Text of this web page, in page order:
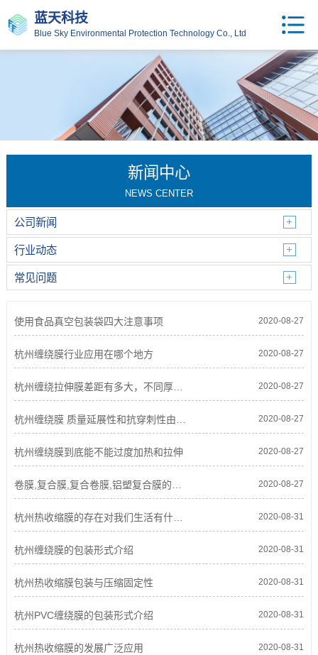
蓝天科技
Blue Sky Environmental Protection Technology Co., Ltd
新闻中心
NEWS CENTER
公司新闻
行业动态
常见问题
使用食品真空包装袋四大注意事项 2020-08-27
杭州缠绕膜行业应用在哪个地方 2020-08-27
杭州缠绕拉伸膜差距有多大，不同厚度价格也不同 2020-08-27
杭州缠绕膜 质量延展性和抗穿刺性由什么决定的？ 2020-08-27
杭州缠绕膜到底能不能过度加热和拉伸 2020-08-27
卷膜,复合膜,复合卷膜,铝塑复合膜的采购要点 2020-08-27
杭州热收缩膜的存在对我们生活有什么影响 2020-08-31
杭州缠绕膜的包装形式介绍 2020-08-31
杭州热收缩膜包装与压缩固定性 2020-08-31
杭州PVC缠绕膜的包装形式介绍 2020-08-31
杭州热收缩膜的发展广泛应用 2020-08-31